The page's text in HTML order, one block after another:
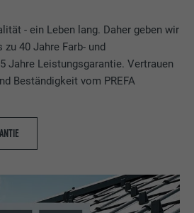
- ein Leben lang. Daher geben wir
40 Jahre Farb- und
Jahre Leistungsgarantie. Vertrauen
Beständigkeit vom PREFA